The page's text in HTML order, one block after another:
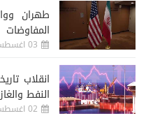
طهران
المفاوضات
03 اغسطس, 2026
انقلاب
النفط
02 اغسطس, 2026